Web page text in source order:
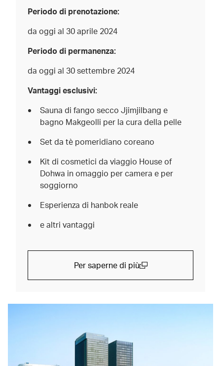
Periodo di prenotazione:
da oggi al 30 aprile 2024
Periodo di permanenza:
da oggi al 30 settembre 2024
Vantaggi esclusivi:
Sauna di fango secco Jjimjilbang e
bagno Makgeolli per la cura della pelle
Set da tè pomeridiano coreano
Kit di cosmetici da viaggio House of
Dohwa in omaggio per camera e per
soggiorno
Esperienza di hanbok reale
e altri vantaggi
Per saperne di più